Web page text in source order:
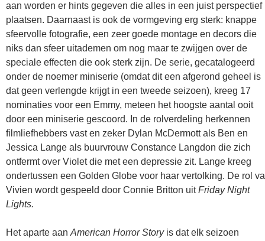
aan worden er hints gegeven die alles in een juist perspectief
plaatsen. Daarnaast is ook de vormgeving erg sterk: knappe
sfeervolle fotografie, een zeer goede montage en decors die
niks dan sfeer uitademen om nog maar te zwijgen over de
speciale effecten die ook sterk zijn. De serie, gecatalogeerd
onder de noemer miniserie (omdat dit een afgerond geheel is
dat geen verlengde krijgt in een tweede seizoen), kreeg 17
nominaties voor een Emmy, meteen het hoogste aantal ooit
door een miniserie gescoord. In de rolverdeling herkennen
filmliefhebbers vast en zeker Dylan McDermott als Ben en
Jessica Lange als buurvrouw Constance Langdon die zich
ontfermt over Violet die met een depressie zit. Lange kreeg
ondertussen een Golden Globe voor haar vertolking. De rol
Vivien wordt gespeeld door Connie Britton uitFriday Night
Lights.
Het aparte aan American Horror Storyis dat elk seizoen